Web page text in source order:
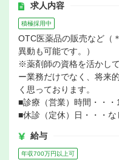
求人内容
積極採用中
OTC医薬品の販売など（
異動も可能です。）
※薬剤師の資格を活かし
ー業務だけでなく、将来
く思っております。
■診療（営業）時間・・
■休診（定休）日・・・な
給与
年収700万円以上可